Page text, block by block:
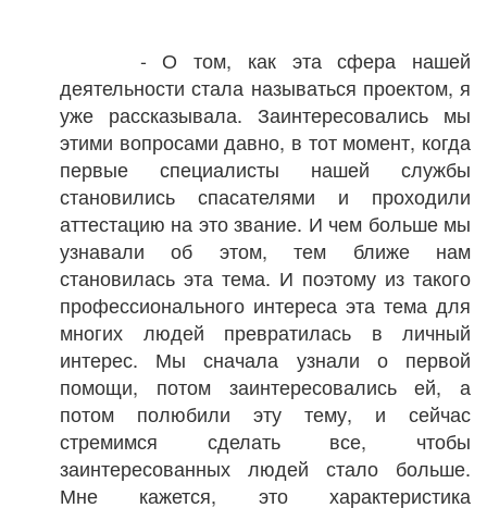
- О том, как эта сфера нашей
деятельности стала называться проектом, я
уже рассказывала. Заинтересовались мы
этими вопросами давно, в тот момент, когда
первые специалисты нашей службы
становились спасателями и проходили
аттестацию на это звание. И чем больше мы
узнавали об этом, тем ближе нам
становилась эта тема. И поэтому из такого
профессионального интереса эта тема для
многих людей превратилась в личный
интерес. Мы сначала узнали о первой
помощи, потом заинтересовались ей, а
потом полюбили эту тему, и сейчас
стремимся сделать все, чтобы
заинтересованных людей стало больше.
Мне кажется, это характеристика